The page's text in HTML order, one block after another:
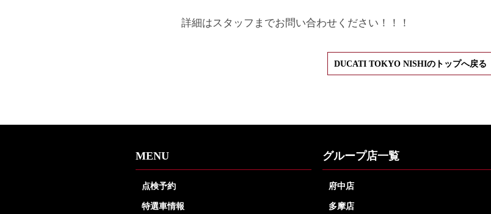
詳細はスタッフまでお問い合わせください！！！
DUCATI TOKYO NISHIのトップへ戻る
MENU
点検予約
特選車情報
グループ店一覧
府中店
多摩店